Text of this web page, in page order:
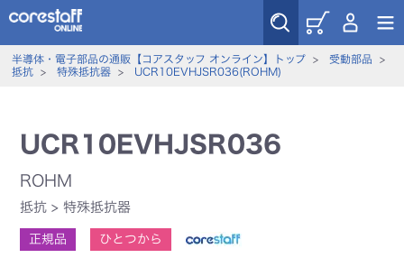
半導体・電子部品の通販【コアスタッフ オンライン】トップ> 受動部品 >
抵抗> 特殊抵抗器> UCR10EVHJSR036(ROHM)
UCR10EVHJSR036
ROHM
抵抗 >特殊抵抗器
正規品 ひとつから